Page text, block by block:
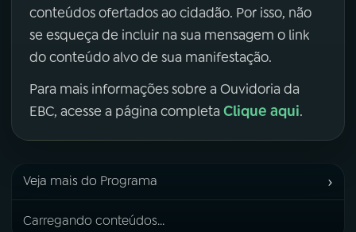
conteúdos ofertados ao cidadão. Por isso, não
se esqueça de incluir na sua mensagem o link
do conteúdo alvo de sua manifestação.
Para mais informações sobre a Ouvidoria da
EBC, acesse a página completa Clique aqui.
Veja mais do Programa ›
Carregando conteúdos...